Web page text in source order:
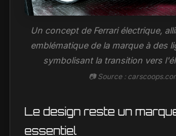
Un concept de Ferrari électrique,
emblématique de la marque à des
symbolisant la transition vers
📷 Source :
Le design reste un
essentiel